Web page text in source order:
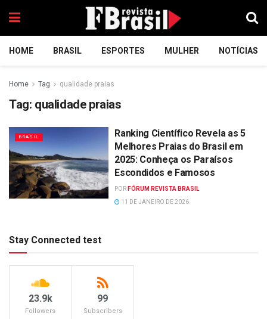
HOME BRASIL ESPORTES MULHER NOTÍCIAS
Home Tag qualidade praias
Tag: qualidade praias
BRASIL
Ranking Científico Revela as 5
Melhores Praias do Brasil em
2025: Conheça os Paraísos
Escondidos e Famosos
POR FÓRUM REVISTA BRASIL
11 DE JANEIRO DE 2026
Stay Connected test
23.9k
Followers
99
Subscribers